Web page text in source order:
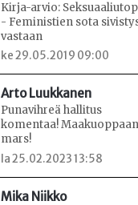
Kirja-arvio:
- Feministien sota
vastaan
ke 29.05.2019 09:00
Arto Luukkanen
Punavihreä hallitus
komentaa! Maakuoppaan
mars!
la 25.02.2023 13:58
Mika Niikko